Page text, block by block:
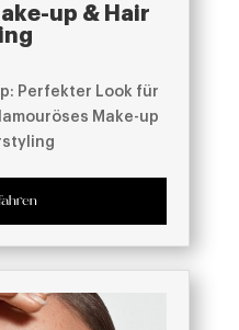
up & Hair
Perfekter Look für
Make-up